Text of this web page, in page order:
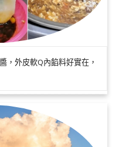
，外皮軟Q內餡料好實在，